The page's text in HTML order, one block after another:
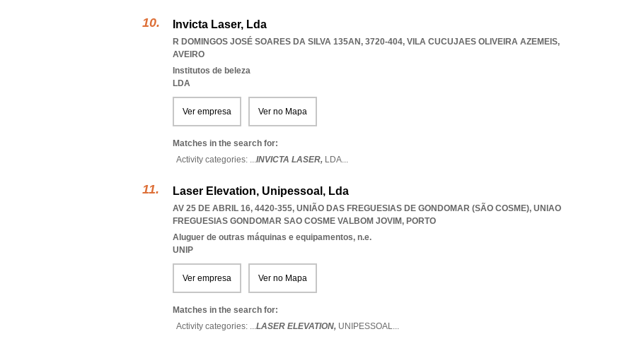
Invicta Laser, Lda
R DOMINGOS JOSÉ SOARES DA SILVA 135AN, 3720-404, VILA CUCUJAES OLIVEIRA AZEMEIS,
AVEIRO
Institutos de beleza
LDA
Ver empresa Ver no Mapa
Matches in the search for:
Activity categories: ...INVICTA LASER, LDA...
Laser Elevation, Unipessoal, Lda
AV 25 DE ABRIL 16, 4420-355, UNIÃO DAS FREGUESIAS DE GONDOMAR (SÃO COSME), UNIAO
FREGUESIAS GONDOMAR SAO COSME VALBOM JOVIM, PORTO
Aluguer de outras máquinas e equipamentos, n.e.
UNIP
Ver empresa Ver no Mapa
Matches in the search for:
Activity categories: ...LASER ELEVATION, UNIPESSOAL...